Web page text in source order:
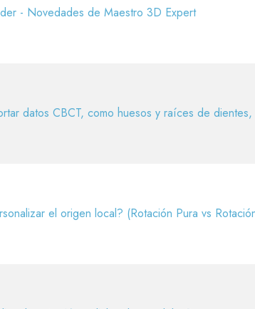
- Novedades de Maestro 3D Expert
datos CBCT, como huesos y raíces de
el origen local? (Rotación Pura vs